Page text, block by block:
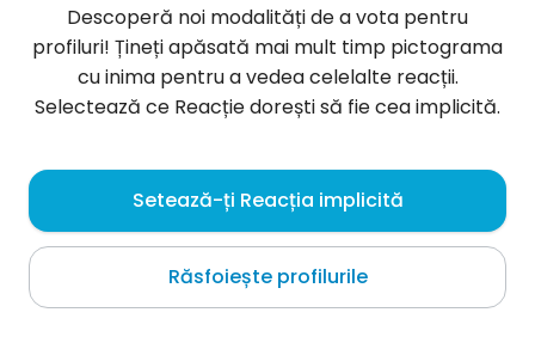
minnyjuer , 35
Rawai
Despre mine
Descoperă noi modalități de a vota pentru
profiluri! Țineți apăsată mai mult timp pictograma
cu inima pentru a vedea celelalte reacții.
Selectează ce Reacție dorești să fie cea implicită.
Setează-ți Reacția implicită
Răsfoiește profilurile